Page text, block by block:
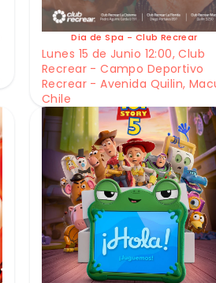
Dia de Spa - Club Recrear
Lunes 15 de Junio 12:00, Club
Recrear - Campo Deportivo
Recrear - Avenida Quilin,
Chile